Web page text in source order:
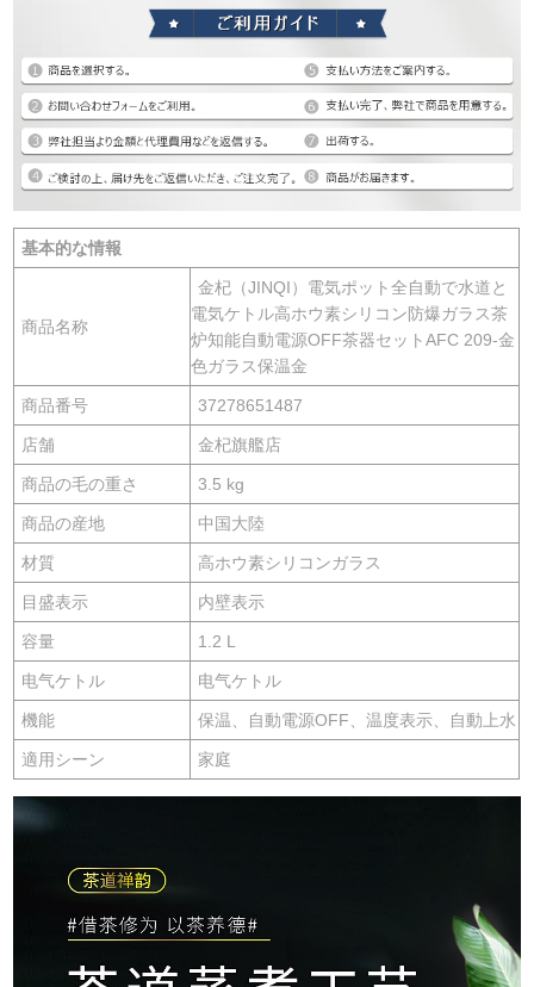
基本的な情報
商品名称
金杞（JINQI）電気ポット全自動で水道と
電気ケトル高ホウ素シリコン防爆ガラス茶
炉知能自動電源OFF茶器セットAFC 209-金
色ガラス保温金
商品番号 37278651487
店舗 金杞旗艦店
商品の毛の重さ 3.5 kg
商品の産地 中国大陸
材質 高ホウ素シリコンガラス
目盛表示 内壁表示
容量 1.2 L
电气ケトル 电气ケトル
機能 保温、自動電源OFF、温度表示、自動上水
適用シーン 家庭